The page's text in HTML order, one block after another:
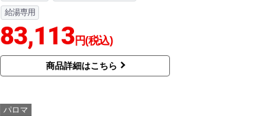
給湯専用
83,113円(税込)
商品詳細はこちら
パロマ